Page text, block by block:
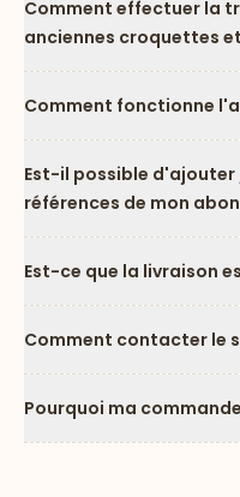
Comment effectuer la
anciennes croquettes
Comment fonctionne
Est-il possible
références de mon
Est-ce que la livraison
Comment contacter le
Pourquoi ma